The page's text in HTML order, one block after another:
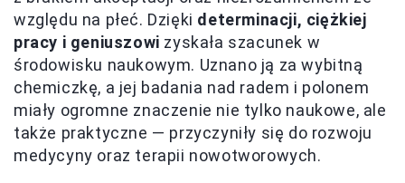
względu na płeć. Dzięki determinacji, ciężkiej
pracy i geniuszowi zyskała szacunek w
środowisku naukowym. Uznano ją za wybitną
chemiczkę, a jej badania nad radem i polonem
miały ogromne znaczenie nie tylko naukowe, ale
także praktyczne — przyczyniły się do rozwoju
medycyny oraz terapii nowotworowych.